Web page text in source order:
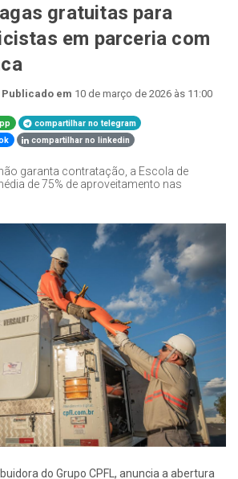
gratuitas para
em parceria com
Publicado em 10 de março de 2026 às 11:00
compartilhar no telegram
compartilhar no linkedin
garanta contratação, a Escola de
de 75% de aproveitamento nas
do Grupo CPFL, anuncia a abertura